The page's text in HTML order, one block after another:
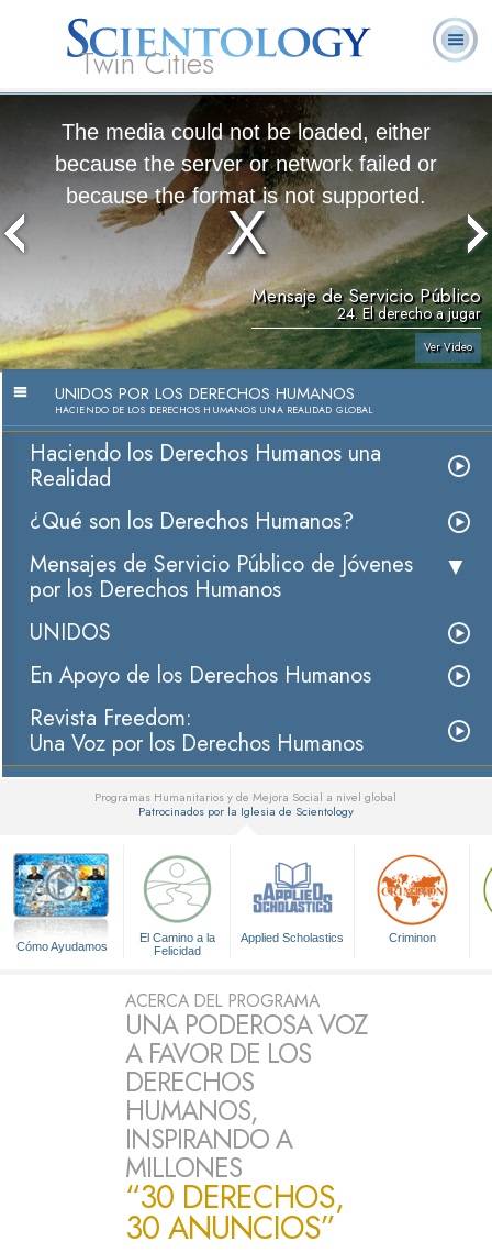
Twin Cities
Nosotros
Hubbard
¿Qué es
Scientology?
Ministros
Voluntarios
Frecuentes
The media could not be loaded, either
because the server or network failed or
because the format is not supported.
Mensaje de Servicio Público
24. El derecho a jugar
Ver Video
UNIDOS POR LOS DERECHOS HUMANOS
HACIENDO DE LOS DERECHOS HUMANOS UNA REALIDAD GLOBAL
Haciendo los Derechos Humanos una
Realidad
¿Qué son los Derechos Humanos?
Mensajes de Servicio Público de Jóvenes
por los Derechos Humanos
UNIDOS
En Apoyo de los Derechos Humanos
Revista Freedom:
Una Voz por los Derechos Humanos
Programas Humanitarios y de Mejora Social a nivel global
Patrocinados por la Iglesia de Scientology
Cómo Ayudamos
El Camino a la
Felicidad
Applied Scholastics Criminon
ACERCA DEL PROGRAMA
UNA PODEROSA VOZ
A FAVOR DE LOS
DERECHOS
HUMANOS,
INSPIRANDO A
MILLONES
“30 DERECHOS,
30 ANUNCIOS”